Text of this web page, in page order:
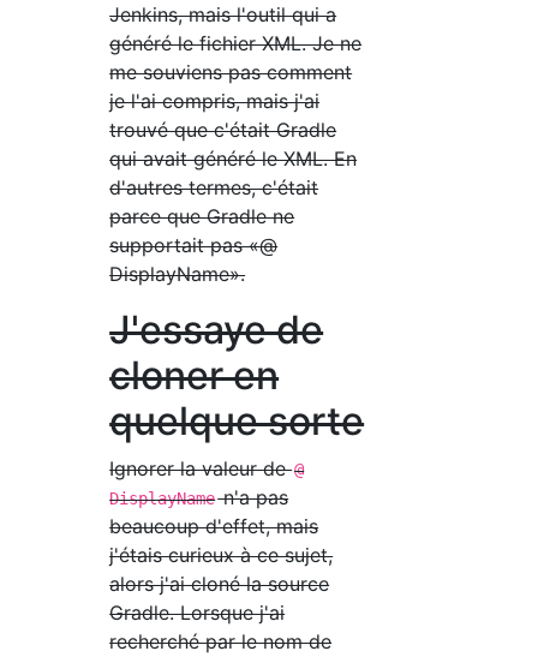
Jenkins, mais l'outil qui a
généré le fichier XML. Je ne
me souviens pas comment
je l'ai compris, mais j'ai
trouvé que c'était Gradle
qui avait généré le XML. En
d'autres termes, c'était
parce que Gradle ne
supportait pas «@
DisplayName».
J'essaye de
cloner en
quelque sorte
Ignorer la valeur de@
DisplayNamen'a pas
beaucoup d'effet, mais
j'étais curieux à ce sujet,
alors j'ai cloné la source
Gradle. Lorsque j'ai
recherché par le nom de